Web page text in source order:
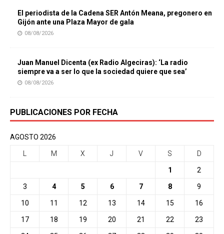
El periodista de la Cadena SER Antón Meana, pregonero en
Gijón ante una Plaza Mayor de gala
08/08/2026
Juan Manuel Dicenta (ex Radio Algeciras): ‘La radio
siempre va a ser lo que la sociedad quiere que sea’
08/08/2026
PUBLICACIONES POR FECHA
AGOSTO 2026
M X J V S D
1 2
3 4 5 6 7 8 9
10 11 12 13 14 15 16
17 18 19 20 21 22 23